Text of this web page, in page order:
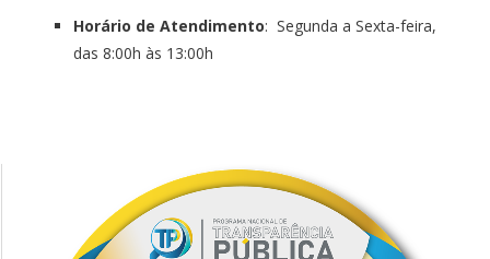
Horário de Atendimento: Segunda a Sexta-feira,
das 8:00h às 13:00h